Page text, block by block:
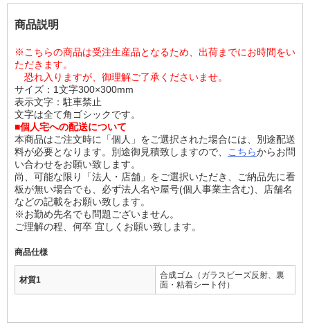
商品説明
※こちらの商品は受注生産品となるため、出荷までにお時間をい
ただきます。
恐れ入りますが、御理解ご了承くださいませ。
サイズ：1文字300×300mm
表示文字：駐車禁止
文字は全て角ゴシックです。
■個人宅への配送について
本商品はご注文時に「個人」をご選択された場合には、別途配送
料が必要となります。別途御見積致しますので、
こちらからお問
い合わせをお願い致します。
尚、可能な限り「法人・店舗」をご選択いただき、ご納品先に看
板が無い場合でも、必ず法人名や屋号(個人事業主含む)、店舗名
などの記載をお願い致します。
※お勤め先名でも問題ございません。
ご理解の程、何卒 宜しくお願い致します。
商品仕様
材質1
合成ゴム（ガラスビーズ反射、裏
面・粘着シート付）